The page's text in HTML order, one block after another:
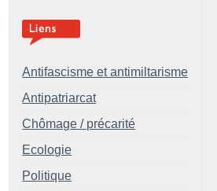
Antifascisme et antimiltarisme
Antipatriarcat
Chômage / précarité
Ecologie
Politique